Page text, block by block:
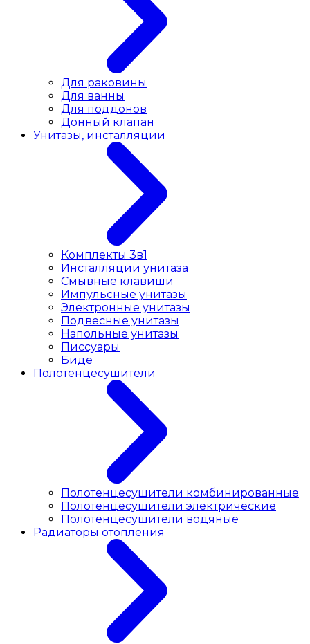
Для раковины
Для ванны
Для поддонов
Донный клапан
Унитазы, инсталляции
Комплекты 3в1
Инсталляции унитаза
Смывные клавиши
Импульсные унитазы
Электронные унитазы
Подвесные унитазы
Напольные унитазы
Писсуары
Биде
Полотенцесушители
Полотенцесушители комбинированные
Полотенцесушители электрические
Полотенцесушители водяные
Радиаторы отопления